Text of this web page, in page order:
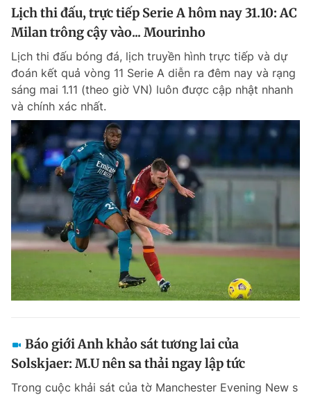
Lịch thi đấu, trực tiếp Serie A hôm nay 31.10: AC
Milan trông cậy vào... Mourinho
Lịch thi đấu bóng đá, lịch truyền hình trực tiếp và dự
đoán kết quả vòng 11 Serie A diễn ra đêm nay và rạng
sáng mai 1.11 (theo giờ VN) luôn được cập nhật nhanh
và chính xác nhất.
Báo giới Anh khảo sát tương lai của
Solskjaer: M.U nên sa thải ngay lập tức
Trong cuộc khải sát của tờ Manchester Evening New s